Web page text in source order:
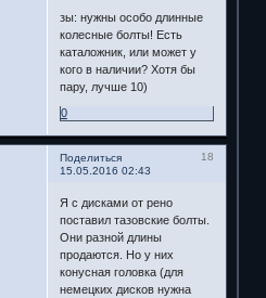
зы: нужны особо длинные
колесные болты! Есть
каталожник, или может у
кого в наличии? Хотя бы
пару, лучше 10)
0
Поделиться
18
15.05.2016 02:43
Я с дисками от рено
поставил тазовские болты.
Они разной длины
продаются. Но у них
конусная головка (для
немецких дисков нужна